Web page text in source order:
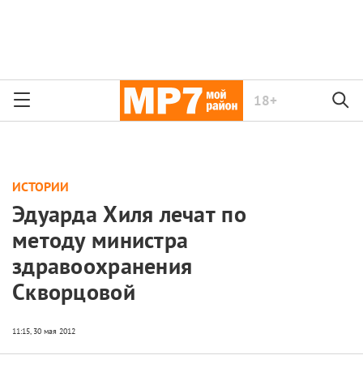
18+
ИСТОРИИ
Эдуарда Хиля лечат по
методу министра
здравоохранения
Скворцовой